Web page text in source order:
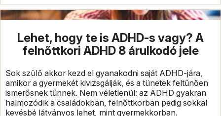
Lehet, hogy te is ADHD-s vagy? A
felnőttkori ADHD 8 árulkodó jele
Sok szülő akkor kezd el gyanakodni saját ADHD-jára,
amikor a gyermekét kivizsgálják, és a tünetek feltűnően
ismerősnek tűnnek. Nem véletlenül: az ADHD gyakran
halmozódik a családokban, felnőttkorban pedig sokkal
kevésbé látványos lehet, mint gyermekkorban.